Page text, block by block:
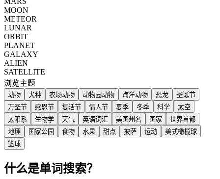
MOON
METEOR
LUNAR
ORBIT
PLANET
GALAXY
ALIEN
SATELLITE
浏览主题
动物 犬种 农场动物 动物园动物 海洋动物 恐龙
圣诞节
万圣节
感恩节 复活节 情人节 夏季 冬季 科学
太空
太阳系
生物学 天气 英语词汇 美国州名 国家
世界首都
地理
国家公园 食物 水果 甜点 披萨 运动
美式橄榄球
篮球
什么是单词搜索？